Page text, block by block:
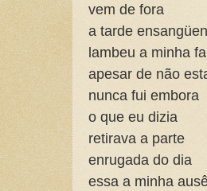
vem de fora
a tarde
lambeu a minha
apesar de não
nunca fui embora
o que eu dizia
retirava a parte
enrugada do dia
essa a minha